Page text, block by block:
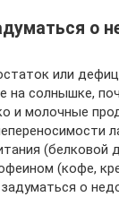
о
или
на солнышке,
и молочные
(белковой
(кофе,
о